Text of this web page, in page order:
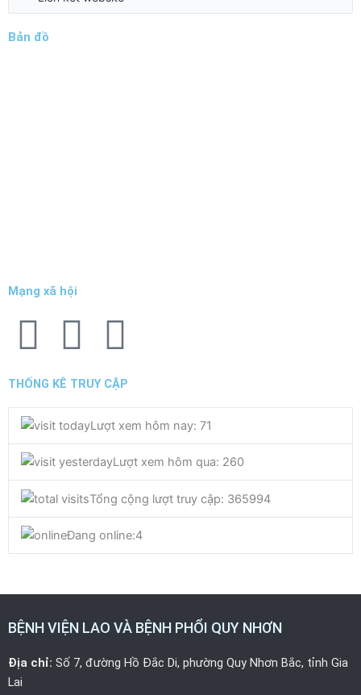
Bản đồ
Mạng xã hội
F
a
c
e
b
o
k
T
w
i
t
t
e
Y
o
u
t
u
b
THỐNG KÊ TRUY CẬP
Lượt xem hôm nay: 71
Lượt xem hôm qua: 260
Tổng cộng lượt truy cập: 365994
Đang online:4
BỆNH VIỆN LAO VÀ BỆNH PHỔI QUY NHƠN
Địa chỉ: Số 7, đường Hồ Đắc Di, phường Quy Nhơn Bắc, tỉnh Gia
Lai